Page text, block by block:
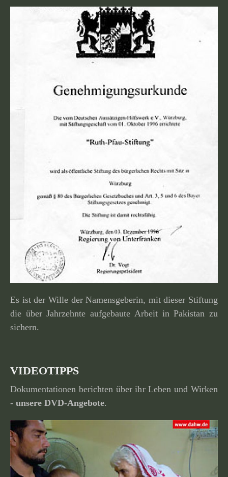
Es ist der Wille der Namensgeberin, mit dieser Stiftung
die über Jahrzehnte aufge­baute Arbeit in Pakistan zu
sichern.
VIDEOTIPPS
Dokumentationen berichten über ihr Leben und Wirken
- unsere DVD-Angebote.